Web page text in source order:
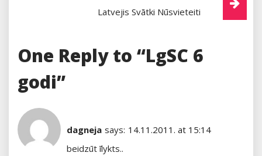
Latvejis Svātki Nūsvieteiti
One Reply to “LgSC 6
godi”
dagneja says: 14.11.2011. at 15:14
beidzūt īlykts..